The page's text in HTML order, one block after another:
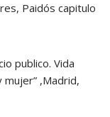
Paidós capitulo
publico. Vida
mujer” ,Madrid,